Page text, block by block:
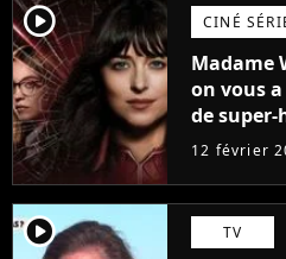
player2 CINÉ
Madame
on vous
de super-
12 février
player2 TV